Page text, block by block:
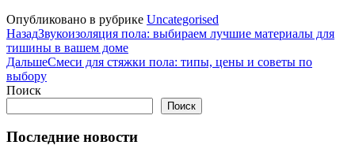
Опубликовано в рубрике Uncategorised
НазадЗвукоизоляция пола: выбираем лучшие материалы для
тишины в вашем доме
ДальшеСмеси для стяжки пола: типы, цены и советы по
выбору
Поиск
Поиск
Последние новости